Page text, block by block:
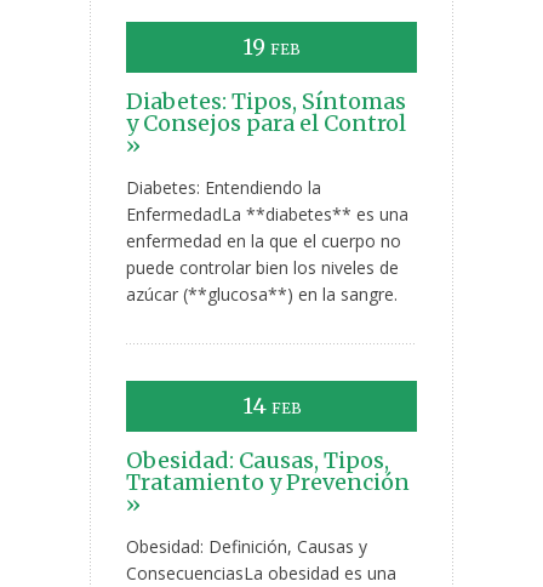
19 FEB
Diabetes: Tipos, Síntomas
y Consejos para el Control
»
Diabetes: Entendiendo la
EnfermedadLa **diabetes** es una
enfermedad en la que el cuerpo no
puede controlar bien los niveles de
azúcar (**glucosa**) en la sangre.
14 FEB
Obesidad: Causas, Tipos,
Tratamiento y Prevención
»
Obesidad: Definición, Causas y
ConsecuenciasLa obesidad es una